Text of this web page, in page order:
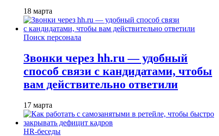
18 марта
Поиск персонала
Звонки через hh.ru — удобный
способ связи с кандидатами, чтобы
вам действительно ответили
17 марта
HR-беседы